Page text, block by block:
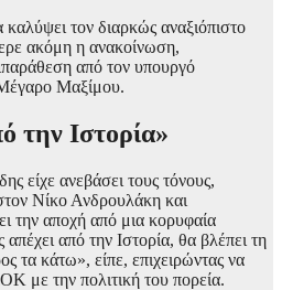
τον διαρκώς αναξιόπιστο
ακόμη η ανακοίνωση,
από τον υπουργό
Μαξίμου.
την Ιστορία»
είχε ανεβάσει τους τόνους,
Νίκο Ανδρουλάκη και
την αποχή από μια κορυφαία
από την Ιστορία, θα βλέπει τη
τα κάτω», είπε, επιχειρώντας να
με την πολιτική του πορεία.